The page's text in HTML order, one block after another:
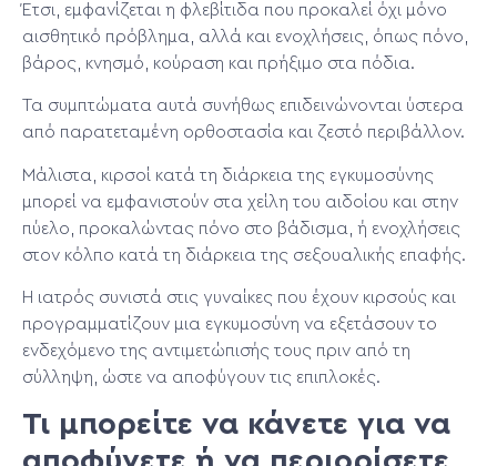
Έτσι, εμφανίζεται η φλεβίτιδα που προκαλεί όχι μόνο
αισθητικό πρόβλημα, αλλά και ενοχλήσεις, όπως πόνο,
βάρος, κνησμό, κούραση και πρήξιμο στα πόδια.
Τα συμπτώματα αυτά συνήθως επιδεινώνονται ύστερα
από παρατεταμένη ορθοστασία και ζεστό περιβάλλον.
Μάλιστα, κιρσοί κατά τη διάρκεια της εγκυμοσύνης
μπορεί να εμφανιστούν στα χείλη του αιδοίου και στην
πύελο, προκαλώντας πόνο στο βάδισμα, ή ενοχλήσεις
στον κόλπο κατά τη διάρκεια της σεξουαλικής επαφής.
Η ιατρός συνιστά στις γυναίκες που έχουν κιρσούς και
προγραμματίζουν μια εγκυμοσύνη να εξετάσουν το
ενδεχόμενο της αντιμετώπισής τους πριν από τη
σύλληψη, ώστε να αποφύγουν τις επιπλοκές.
Τι μπορείτε να κάνετε για να